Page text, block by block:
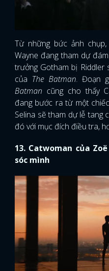
Từ những bức ảnh
Wayne đang tham dự
trưởng Gotham bị Riddler
của The Batman. Đoạn
Batman cũng cho thấy
đang bước ra từ một
Selina sẽ tham dự lễ tang
đó với mục đích điều tra,
13. Catwoman của
sóc mình